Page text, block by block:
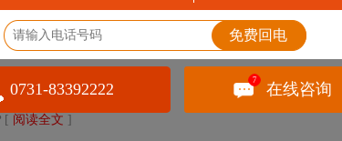
哪些？[阅读全文]
什么？ | 已有424人阅读 点击咨询 电话咨询
[ 阅读全文 ]
免费回电
0731-83392222 7 在线咨询